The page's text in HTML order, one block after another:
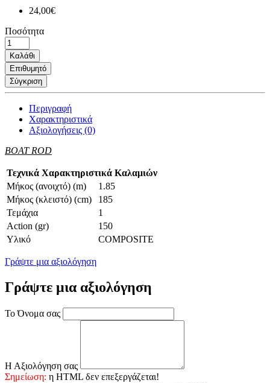
24,00€
Ποσότητα
Καλάθι
Επιθυμητό
Σύγκριση
Περιγραφή
Χαρακτηριστικά
Αξιολογήσεις (0)
BOAT ROD
Τεχνικά Χαρακτηριστικά Καλαμιών
Μήκος (ανοιχτό) (m)
1.85
Μήκος (κλειστό) (cm)
185
Τεμάχια
1
Action (gr)
150
Υλικό
COMPOSITE
Γράψτε μια αξιολόγηση
Γράψτε μια αξιολόγηση
Το Όνομα σας
Η Αξιολόγηση σας
Σημείωση: η HTML δεν επεξεργάζεται!